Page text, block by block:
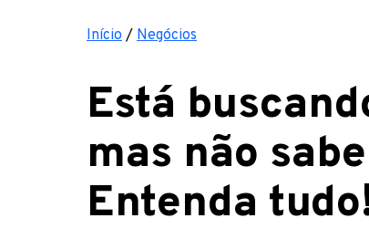
Início / Negócios
Está
mas não
Entenda